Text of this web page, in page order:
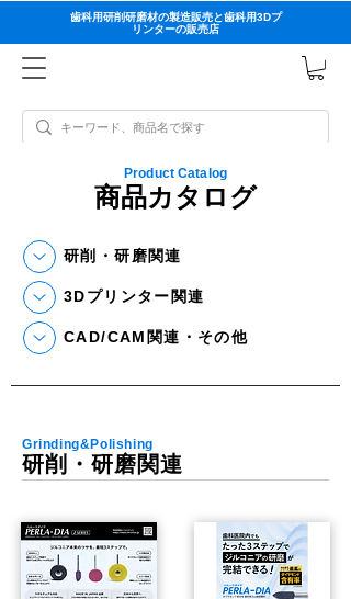
歯科用研削研磨材の製造販売と歯科用3Dプ
リンターの販売店
Product Catalog
商品カタログ
研削・研磨関連
3Dプリンター関連
CAD/CAM関連・その他
Grinding&Polishing
研削・研磨関連